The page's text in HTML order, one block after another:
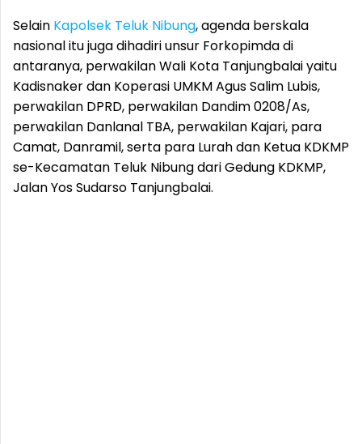
Selain Kapolsek Teluk Nibung, agenda berskala
nasional itu juga dihadiri unsur Forkopimda di
antaranya, perwakilan Wali Kota Tanjungbalai yaitu
Kadisnaker dan Koperasi UMKM Agus Salim Lubis,
perwakilan DPRD, perwakilan Dandim 0208/As,
perwakilan Danlanal TBA, perwakilan Kajari, para
Camat, Danramil, serta para Lurah dan Ketua KDKMP
se-Kecamatan Teluk Nibung dari Gedung KDKMP,
Jalan Yos Sudarso Tanjungbalai.